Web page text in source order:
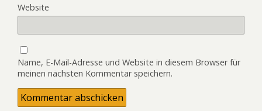
Website
Name, E-Mail-Adresse und Website in diesem Browser für
meinen nächsten Kommentar speichern.